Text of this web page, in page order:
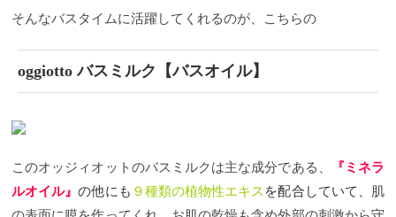
そんなバスタイムに活躍してくれるのが、こちらの
oggiotto バスミルク【バスオイル】
このオッジィオットのバスミルクは主な成分である、
『ミネラ
ルオイル』の他にも ９種類の植物性エキス を配合していて、
肌